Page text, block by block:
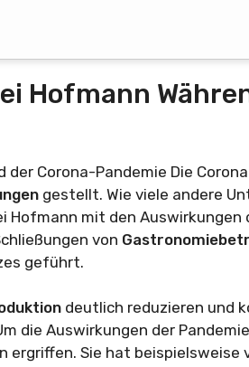
Hofmann
Corona-Pandemie Die
gestellt. Wie viele andere
Hofmann mit den Auswirkungen
von
geführt.
deutlich reduzieren und
die Auswirkungen der
ergriffen. Sie hat